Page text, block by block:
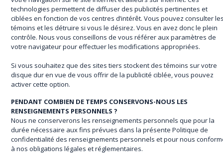
technologies permettent de diffuser des publicités pertinentes et
ciblées en fonction de vos centres d’intérêt. Vous pouvez consulter
témoins et les détruire si vous le désirez. Vous en avez donc le plein
contrôle. Nous vous conseillons de vous référer aux paramètres de
votre navigateur pour effectuer les modifications appropriées.
Si vous souhaitez que des sites tiers stockent des témoins sur votre
disque dur en vue de vous offrir de la publicité ciblée, vous pouvez
activer cette option.
PENDANT COMBIEN DE TEMPS CONSERVONS-NOUS LES
RENSEIGNEMENTS PERSONNELS ?
Nous ne conserverons les renseignements personnels que pour la
durée nécessaire aux fins prévues dans la présente Politique de
confidentialité des renseignements personnels et pour nous
à nos obligations légales et réglementaires.